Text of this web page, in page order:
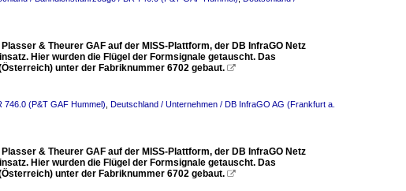
& Theurer GAF auf der MISS-Plattform, der DB InfraGO Netz
Hier wurden die Flügel der Formsignale getauscht. Das
unter der Fabriknummer 6702 gebaut. 
746.0 (P&T GAF Hummel) Deutschland / Unternehmen / DB InfraGO AG (Frankfurt a.
& Theurer GAF auf der MISS-Plattform, der DB InfraGO Netz
Hier wurden die Flügel der Formsignale getauscht. Das
unter der Fabriknummer 6702 gebaut. 